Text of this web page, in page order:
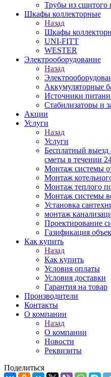
Трубы из сшитого
Шкафы коллекторные
Назад
Шкафы
UNI-FITT
WESTER
Электрооборудование
Назад
Аккумуляторные
Источники
Стабилизаторы и
Акции
Услуги
Назад
Услуги
Бесплатный выезд
сметы в течении
Монтаж системы
Монтаж
Монтаж теплого
Монтаж системы
Установка
монтаж
Проектирование
Газификация
Как купить
Назад
Как купить
Условия оплаты
Условия доставки
Гарантия на товар
Производители
Контакты
О компании
Назад
О компании
Новости
Реквизиты
Поделиться